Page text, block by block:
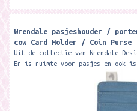
Wrendale pasjeshouder /
cow Card Holder / Coin Purse
Uit de collectie van Wrendale
Er is ruimte voor pasjes en ook